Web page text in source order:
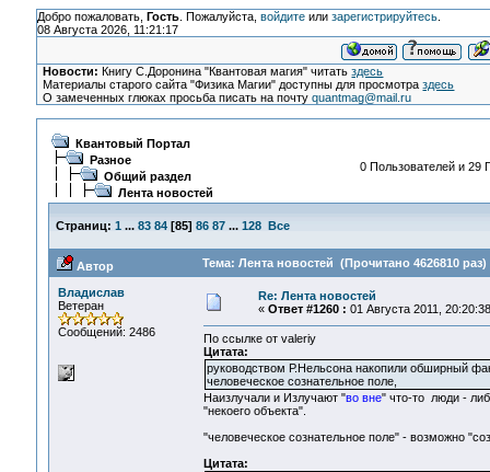
Добро пожаловать, Гость. Пожалуйста, войдитеили зарегистрируйтесь.
08 Августа 2026, 11:21:17
Новости: Книгу С.Доронина "Квантовая магия" читатьздесь
Материалы старого сайта "Физика Магии" доступны для просмотраздесь
О замеченных глюках просьба писать на почтуquantmag@mail.ru
Квантовый Портал
Разное
Общий раздел
Лента новостей
0 Пользователей и 29
Страниц: 1 ... 83 84[85] 86 87 ... 128 Все
Автор Тема: Лента новостей (Прочитано 4626810 раз)
Владислав
Ветеран
Сообщений: 2486
Re: Лента новостей
« Ответ #1260 : 01 Августа 2011,
По ссылке от valeriy
Цитата:
руководством Р.Нельсона накопили обширный
человеческое сознательное поле,
Наизлучали и Излучают "во вне" что-то люди -
"некоего объекта".
"человеческое сознательное поле" - возможно
Цитата: